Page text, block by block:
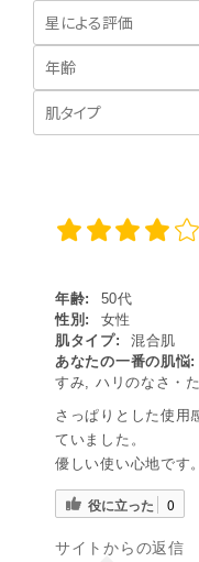
年齢:
50代
性別:
女性
肌タイプ:
混合肌
あなたの一番の肌悩:
すみ, ハリのなさ・
さっぱりとした使用
ていました。
優しい使い心地です。
役に立った 0
サイトからの返信